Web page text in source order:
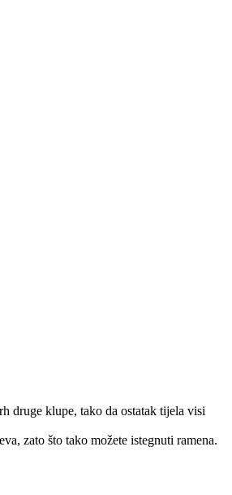
druge klupe, tako da ostatak tijela visi
zato što tako možete istegnuti ramena.